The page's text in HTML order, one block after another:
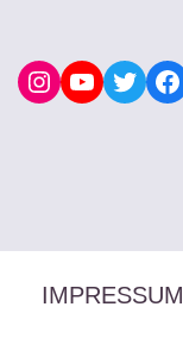
IMPRESSUM